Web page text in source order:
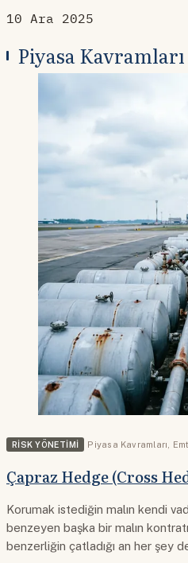
10 Ara 2025
Piyasa Kavramları
RISK YÖNETIMI Piyasa Kavramları
Çapraz Hedge (Cross
Korumak istediğin malın kendi
benzeyen başka bir malın
benzerliğin çatladığı an her şey